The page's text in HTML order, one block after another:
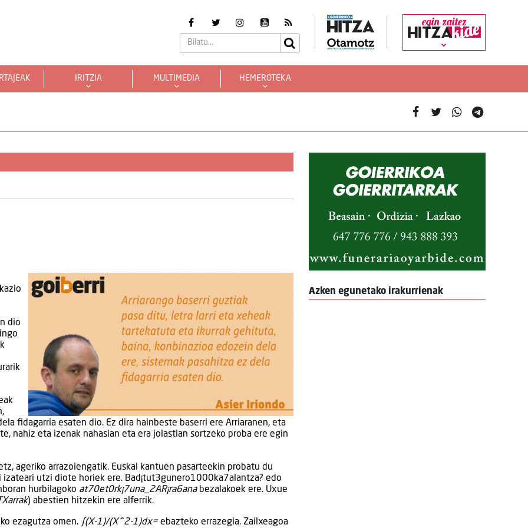
egin zaitez
IRITZIA MULTIMEDIA HEMEROTEKA
dio
fidagarria esaten dio. Ez dira hainbeste baserri ere Arriaranen, eta
nahiz eta izenak nahasian eta era jolastian sortzeko proba ere egin
ageriko arrazoiengatik. Euskal kantuen pasarteekin probatu du
izateari utzi diote horiek ere. Bad¡tut3gunero1000ka7alantza? edo
hurbilagoko at70et0rk¡7una_2AR¡ra6anabezalakoek ere. Uxue
) abestien hitzekin ere alferrik.
ezagutza omen. ∫(X-1)/(X^2-1)dx= ebazteko errazegia. Zailxeagoa
Azken egunetako irakurrienak